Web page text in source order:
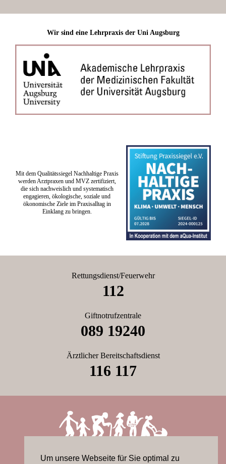
Um unsere Webseite für Sie optimal zu
Wir sind eine Lehrpraxis der Uni Augsburg
Mit dem Qualitätssiegel Nachhaltige Praxis
werden Arztpraxen und MVZ zertifiziert,
die sich nachweislich und systematisch
engagieren, ökologische, soziale und
ökonomische Ziele im Praxisalltag in
Einklang zu bringen.
Rettungsdienst/Feuerwehr
112
Giftnotrufzentrale
089 19240
Ärztlicher Bereitschaftsdienst
116 117